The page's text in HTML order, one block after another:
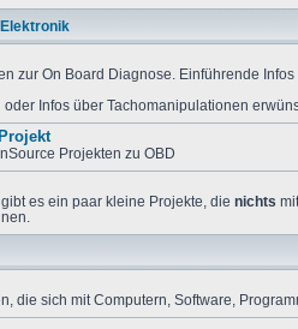
zur On Board Diagnose. Einführende
Infos über Tachomanipulationen
Projekten zu OBD
es ein paar kleine Projekte, die nichts
die sich mit Computern, Software,